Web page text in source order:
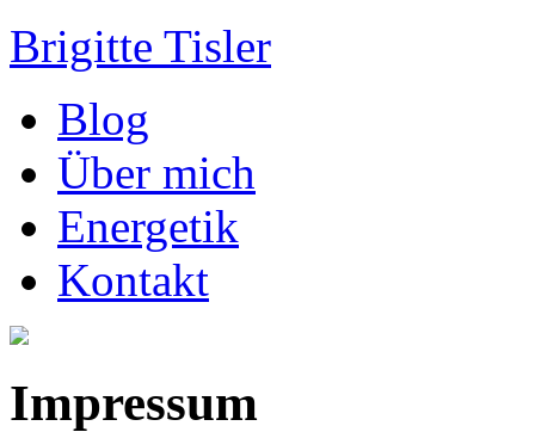
Brigitte Tisler
Blog
Über mich
Energetik
Kontakt
Impressum